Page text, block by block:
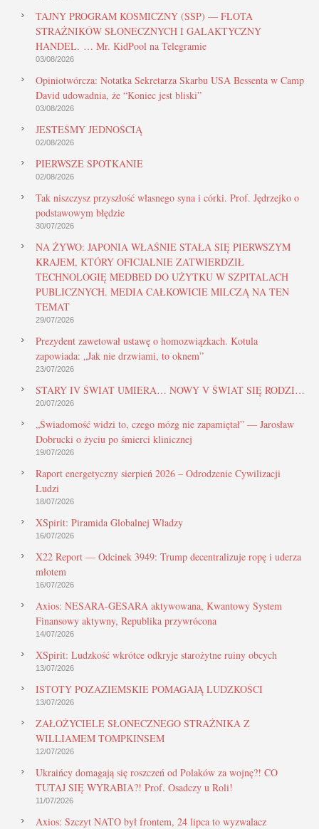
TAJNY PROGRAM KOSMICZNY (SSP) — FLOTA
STRAŻNIKÓW SŁONECZNYCH I GALAKTYCZNY
HANDEL. … Mr. KidPool na Telegramie
03/08/2026
Opiniotwórcza: Notatka Sekretarza Skarbu USA Bessenta w Camp
David udowadnia, że “Koniec jest bliski”
03/08/2026
JESTEŚMY JEDNOŚCIĄ
02/08/2026
PIERWSZE SPOTKANIE
02/08/2026
Tak niszczysz przyszłość własnego syna i córki. Prof. Jędrzejko o
podstawowym błędzie
30/07/2026
NA ŻYWO: JAPONIA WŁAŚNIE STAŁA SIĘ PIERWSZYM
KRAJEM, KTÓRY OFICJALNIE ZATWIERDZIŁ
TECHNOLOGIĘ MEDBED DO UŻYTKU W SZPITALACH
PUBLICZNYCH. MEDIA CAŁKOWICIE MILCZĄ NA TEN
TEMAT
29/07/2026
Prezydent zawetował ustawę o homozwiązkach. Kotula
zapowiada: „Jak nie drzwiami, to oknem”
23/07/2026
STARY IV ŚWIAT UMIERA… NOWY V ŚWIAT SIĘ RODZI…
20/07/2026
„Świadomość widzi to, czego mózg nie zapamiętał” — Jarosław
Dobrucki o życiu po śmierci klinicznej
19/07/2026
Raport energetyczny sierpień 2026 – Odrodzenie Cywilizacji
Ludzi
18/07/2026
XSpirit: Piramida Globalnej Władzy
16/07/2026
X22 Report — Odcinek 3949: Trump decentralizuje ropę i uderza
młotem
16/07/2026
Axios: NESARA-GESARA aktywowana, Kwantowy System
Finansowy aktywny, Republika przywrócona
14/07/2026
XSpirit: Ludzkość wkrótce odkryje starożytne ruiny obcych
13/07/2026
ISTOTY POZAZIEMSKIE POMAGAJĄ LUDZKOŚCI
13/07/2026
ZAŁOŻYCIELE SŁONECZNEGO STRAŻNIKA Z
WILLIAMEM TOMPKINSEM
12/07/2026
Ukraińcy domagają się roszczeń od Polaków za wojnę?! CO
TUTAJ SIĘ WYRABIA?! Prof. Osadczy u Roli!
11/07/2026
Axios: Szczyt NATO był frontem, 24 lipca to wyzwalacz